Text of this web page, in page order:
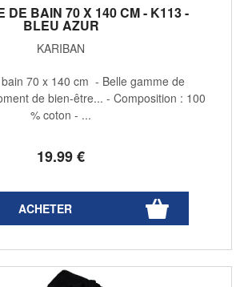
DE BAIN 70 X 140 CM - K113 -
BLEU AZUR
KARIBAN
19.99€
70 x 140 cm - Belle gamme de
de bien-être... - Composition : 100
% coton - ...